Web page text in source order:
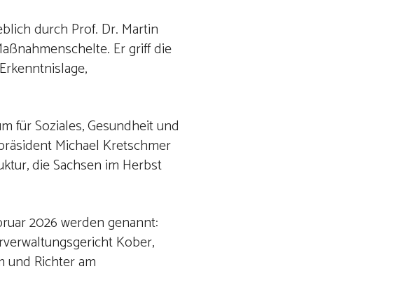
durch Prof. Dr. Martin
Er griff die
für Soziales, Gesundheit und
Michael Kretschmer
die Sachsen im Herbst
2026 werden genannt:
Kober,
und Richter am